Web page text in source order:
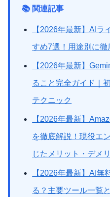
📚 関連記事
【2026年最新】AIラ
すめ7選！用途別に徹
【2026年最新】
ること完全ガイド｜
テクニック
【2026年最新】
を徹底解説！現役エ
じたメリット・デメ
【2026年最新】AI無
る？主要ツール一覧